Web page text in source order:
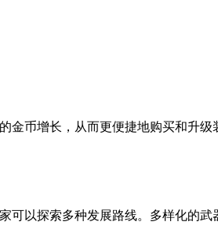
币增长，从而更便捷地购买和升
以探索多种发展路线。多样化的